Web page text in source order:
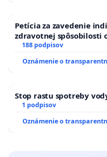
Petícia za zavedenie
zdravotnej spôsobilosti
pri prijímaní do
188 podpisov
Oznámenie o
Stop rastu spotreby
1 podpisov
Oznámenie o